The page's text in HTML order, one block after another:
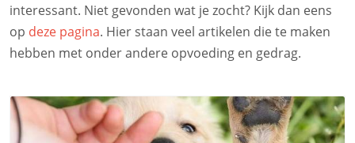
interessant. Niet gevonden wat je zocht? Kijk dan eens
op deze pagina. Hier staan veel artikelen die te maken
hebben met onder andere opvoeding en gedrag.